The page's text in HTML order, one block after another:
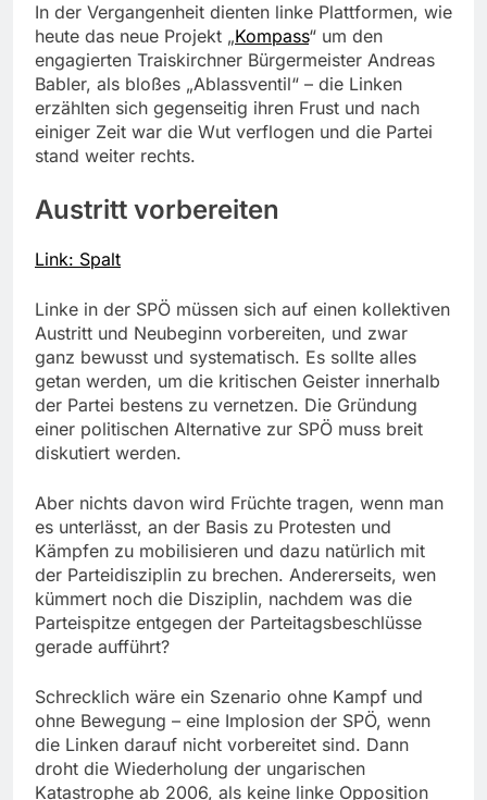
In der Vergangenheit dienten linke Plattformen, wie
heute das neue Projekt „Kompass“ um den
engagierten Traiskirchner Bürgermeister Andreas
Babler, als bloßes „Ablassventil“ – die Linken
erzählten sich gegenseitig ihren Frust und nach
einiger Zeit war die Wut verflogen und die Partei
stand weiter rechts.
Austritt vorbereiten
Link: Spalt
Linke in der SPÖ müssen sich auf einen kollektiven
Austritt und Neubeginn vorbereiten, und zwar
ganz bewusst und systematisch. Es sollte alles
getan werden, um die kritischen Geister innerhalb
der Partei bestens zu vernetzen. Die Gründung
einer politischen Alternative zur SPÖ muss breit
diskutiert werden.
Aber nichts davon wird Früchte tragen, wenn man
es unterlässt, an der Basis zu Protesten und
Kämpfen zu mobilisieren und dazu natürlich mit
der Parteidisziplin zu brechen. Andererseits, wen
kümmert noch die Disziplin, nachdem was die
Parteispitze entgegen der Parteitagsbeschlüsse
gerade aufführt?
Schrecklich wäre ein Szenario ohne Kampf und
ohne Bewegung – eine Implosion der SPÖ, wenn
die Linken darauf nicht vorbereitet sind. Dann
droht die Wiederholung der ungarischen
Katastrophe ab 2006, als keine linke Opposition